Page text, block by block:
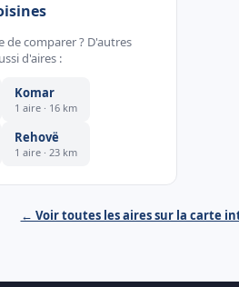
de comparer ? D'autres
d'aires :
Komar
1 aire · 16 km
Rehovë
1 aire · 23 km
← Voir toutes les aires sur la carte